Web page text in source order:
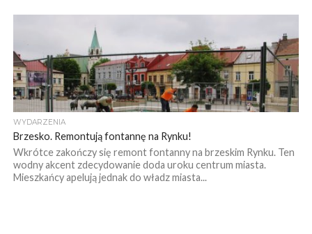
WYDARZENIA
Brzesko. Remontują fontannę na Rynku!
Wkrótce zakończy się remont fontanny na brzeskim Rynku. Ten
wodny akcent zdecydowanie doda uroku centrum miasta.
Mieszkańcy apelują jednak do władz miasta...